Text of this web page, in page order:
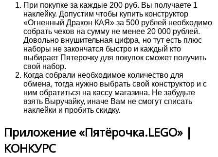
При покупке за каждые 200 руб. Вы получаете 1
наклейку. Допустим чтобы купить конструктор
«Огненный Дракон КАЯ» за 500 рублей необходимо
собрать чеков на сумму не менее 20 000 рублей.
Довольно внушительная цифра, но тут есть плюс
наборы не закончатся быстро и каждый кто
выбирает Пятерочку для покупок сможет получить
свой набор.
Когда собрали необходимое количество для
обмена, тогда нужно выбрать свой конструктор и с
ним обратиться на кассу магазина. Не забудьте
взять Выручайку, иначе Вам не смогут списать
наклейки и пробить скидку.
Приложение «Пятёрочка.LEGO» |
КОНКУРС